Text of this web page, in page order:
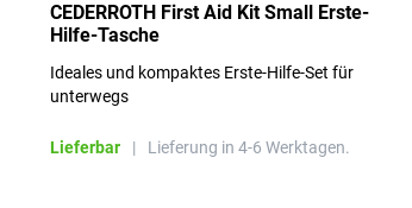
CEDERROTH First Aid Kit Small Erste-
Hilfe-Tasche
Ideales und kompaktes Erste-Hilfe-Set für
unterwegs
Lieferbar | Lieferung in 4-6 Werktagen.